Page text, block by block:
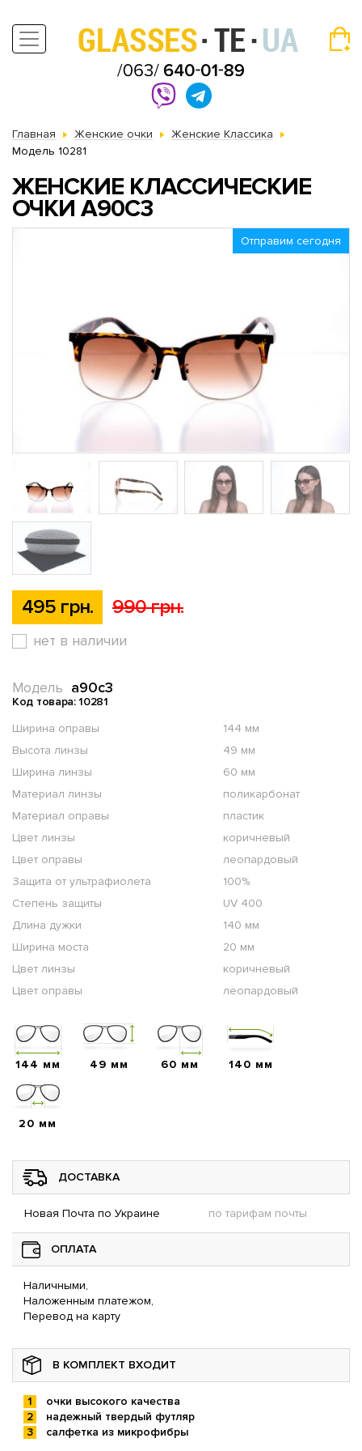
Главная Женские очки
Женские Классика
Модель 10281
ЖЕНСКИЕ КЛАССИЧЕСКИЕ
ОЧКИ A90C3
Отправим сегодня
495 грн. 990 грн.
нет в наличии
a90c3
Модель
Код товара: 10281
Ширина оправы
144 мм
Высота линзы
49 мм
Ширина линзы
60 мм
Материал линзы
поликарбонат
Материал оправы
пластик
Цвет линзы
коричневый
Цвет оправы
леопардовый
Защита от ультрафиолета
100%
Степень защиты
UV 400
Длина дужки
140 мм
Ширина моста
20 мм
Цвет линзы
коричневый
Цвет оправы
леопардовый
144 мм 49 мм 60 мм 140 мм
20 мм
ДОСТАВКА
Новая Почта по Украине по тарифам почты
ОПЛАТА
Наличными,
Наложенным платежом,
Перевод на карту
В КОМПЛЕКТ ВХОДИТ
очки высокого качества
надежный твердый футляр
салфетка из микрофибры